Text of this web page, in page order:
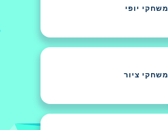
משחקי יופי
משחקי ציור